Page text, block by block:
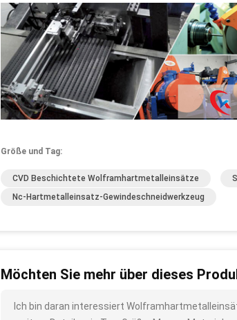
Größe und Tag:
CVD Beschichtete Wolframhartmetalleinsätze
Nc-Hartmetalleinsatz-Gewindeschneidwerkzeug
Möchten Sie mehr über dieses
Ich bin daran interessiert